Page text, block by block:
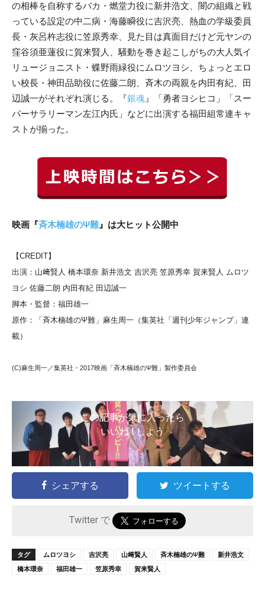
の相棒を自称するバカ・燃堂力役に新井浩文、闇の組織と戦
っている設定の中二病・海藤瞬役に吉沢亮、熱血の学級委員
長・灰呂杵志役に笠原秀幸、見た目は真面目だけど元ヤンの
窪谷須亜蓮役に賀来賢人、騒動を巻き起こしがちの大人気イ
リュージョニスト・蝶野雨緑役にムロツヨシ、ちょっとエロ
い校長・神田品助役に佐藤二朗、斉木の両親を内田有紀、田
辺誠一がそれぞれ演じる。『銀魂 』「勇者ヨシヒコ」「スー
パーサラリーマン左江内氏」などに出演する福田組常連キャ
ストが揃った。
映画『斉木楠雄のΨ難』は大ヒット公開中
【CREDIT】
出演：山﨑賢人 橋本環奈 新井浩文 吉沢亮 笠原秀幸 賀来賢人 ムロツ
ヨシ 佐藤二朗 内田有紀 田辺誠一
脚本・監督：福田雄一
原作：「斉木楠雄のΨ難」麻生周一（集英社「週刊少年ジャンプ」連
載）
(C)麻生周一／集英社・2017映画「斉木楠雄のΨ難」製作委員会
この記事が気に入ったら
いいね ! しよう
シェアする ツイートする
Twitter で
タグ ムロツヨシ 吉沢亮 山﨑賢人 斉木楠雄のΨ難
新井浩文
橋本環奈
福田雄一 笠原秀幸 賀来賢人